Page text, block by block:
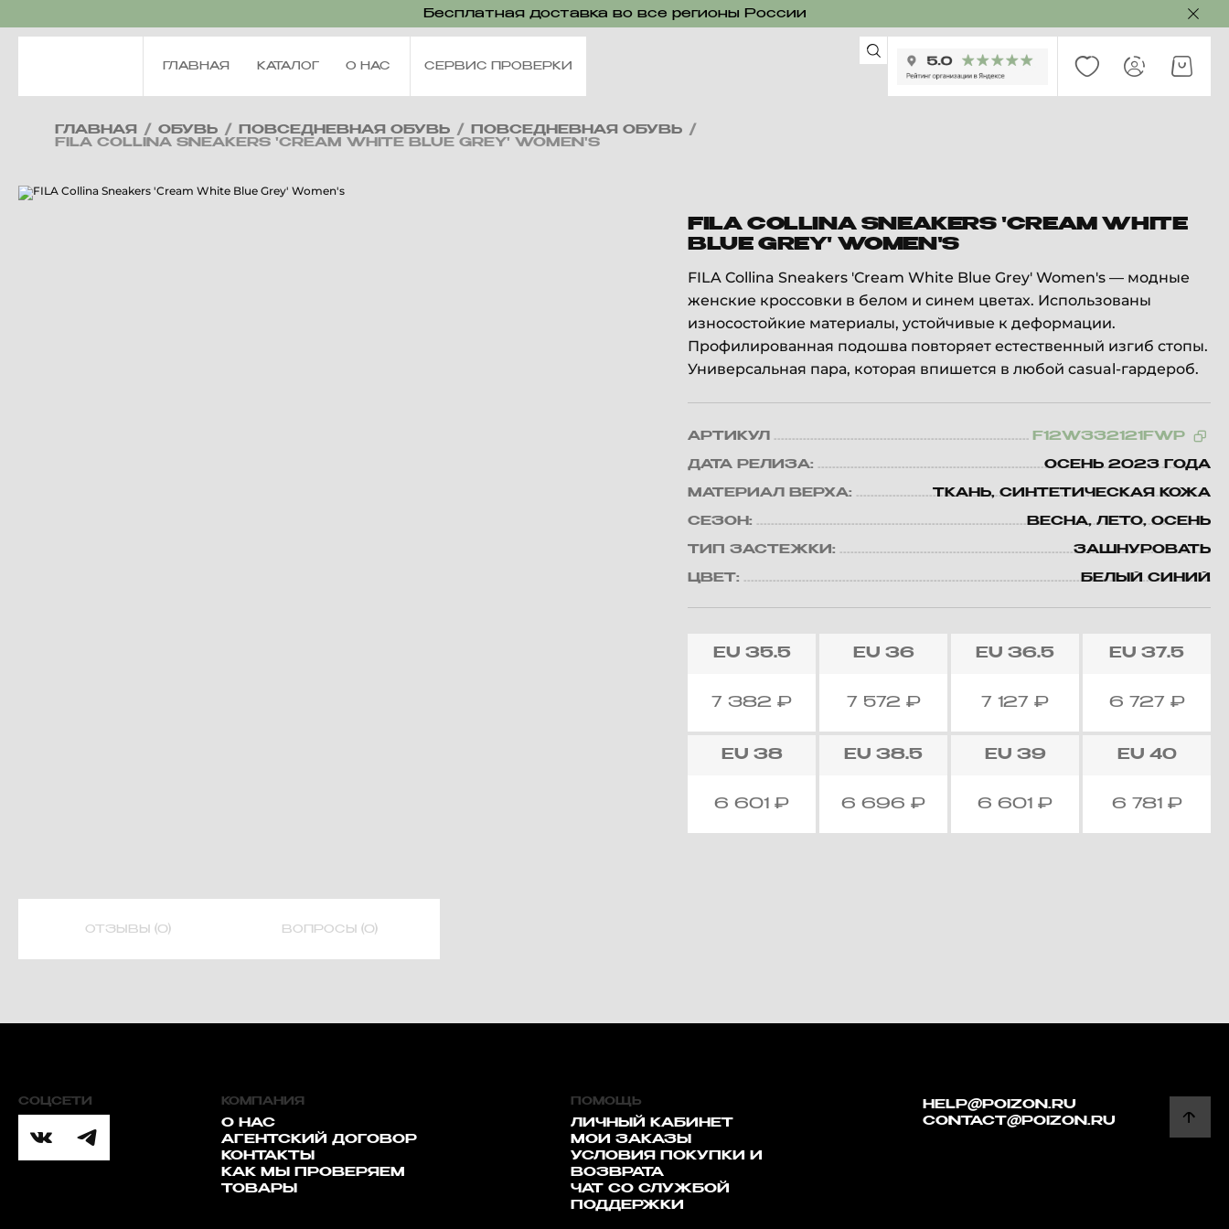
Бесплатная доставка во все регионы России
ГЛАВНАЯ КАТАЛОГ О НАС СЕРВИС ПРОВЕРКИ
ГЛАВНАЯ / ОБУВЬ / ПОВСЕДНЕВНАЯ ОБУВЬ / ПОВСЕДНЕВНАЯ ОБУВЬ /
FILA COLLINA SNEAKERS 'CREAM WHITE BLUE GREY' WOMEN'S
FILA COLLINA SNEAKERS 'CREAM WHITE
BLUE GREY' WOMEN'S
FILA Collina Sneakers 'Cream White Blue Grey' Women's — модные
женские кроссовки в белом и синем цветах. Использованы
износостойкие материалы, устойчивые к деформации.
Профилированная подошва повторяет естественный изгиб стопы.
Универсальная пара, которая впишется в любой casual-гардероб.
АРТИКУЛ F12W332121FWP
ДАТА РЕЛИЗА: ОСЕНЬ 2023 ГОДА
МАТЕРИАЛ ВЕРХА: ТКАНЬ, СИНТЕТИЧЕСКАЯ КОЖА
СЕЗОН: ВЕСНА, ЛЕТО, ОСЕНЬ
ТИП ЗАСТЕЖКИ: ЗАШНУРОВАТЬ
ЦВЕТ: БЕЛЫЙ СИНИЙ
EU 35.5
7 382₽
EU 36
7 572 ₽
EU 36.5
7 127₽
EU 37.5
6 727 ₽
EU 38
6 601₽
EU 38.5
6 696₽
EU 39
6 601₽
EU 40
6 781 ₽
ОТЗЫВЫ (0) ВОПРОСЫ (0)
СОЦСЕТИ КОМПАНИЯ
О НАС
АГЕНТСКИЙ ДОГОВОР
КОНТАКТЫ
КАК МЫ ПРОВЕРЯЕМ
ТОВАРЫ
HELP@POIZON.RU
CONTACT@POIZON.RU
ПОМОЩЬ
ЛИЧНЫЙ КАБИНЕТ
МОИ ЗАКАЗЫ
УСЛОВИЯ ПОКУПКИ И
ВОЗВРАТА
ЧАТ СО СЛУЖБОЙ
ПОДДЕРЖКИ